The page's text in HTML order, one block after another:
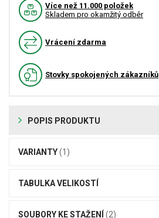
Více než 11.000 položek
Skladem pro okamžitý odběr
Vrácení zdarma
Stovky spokojených zákazníků
POPIS PRODUKTU
VARIANTY(1)
TABULKA VELIKOSTÍ
SOUBORY KE STAŽENÍ (2)